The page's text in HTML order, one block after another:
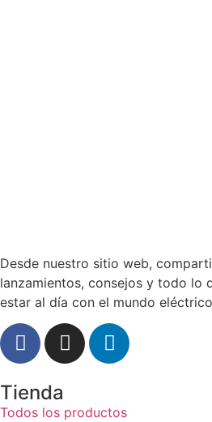
Desde nuestro sitio web,
lanzamientos, consejos y todo lo
estar al día con el mundo
Tienda
Todos los productos